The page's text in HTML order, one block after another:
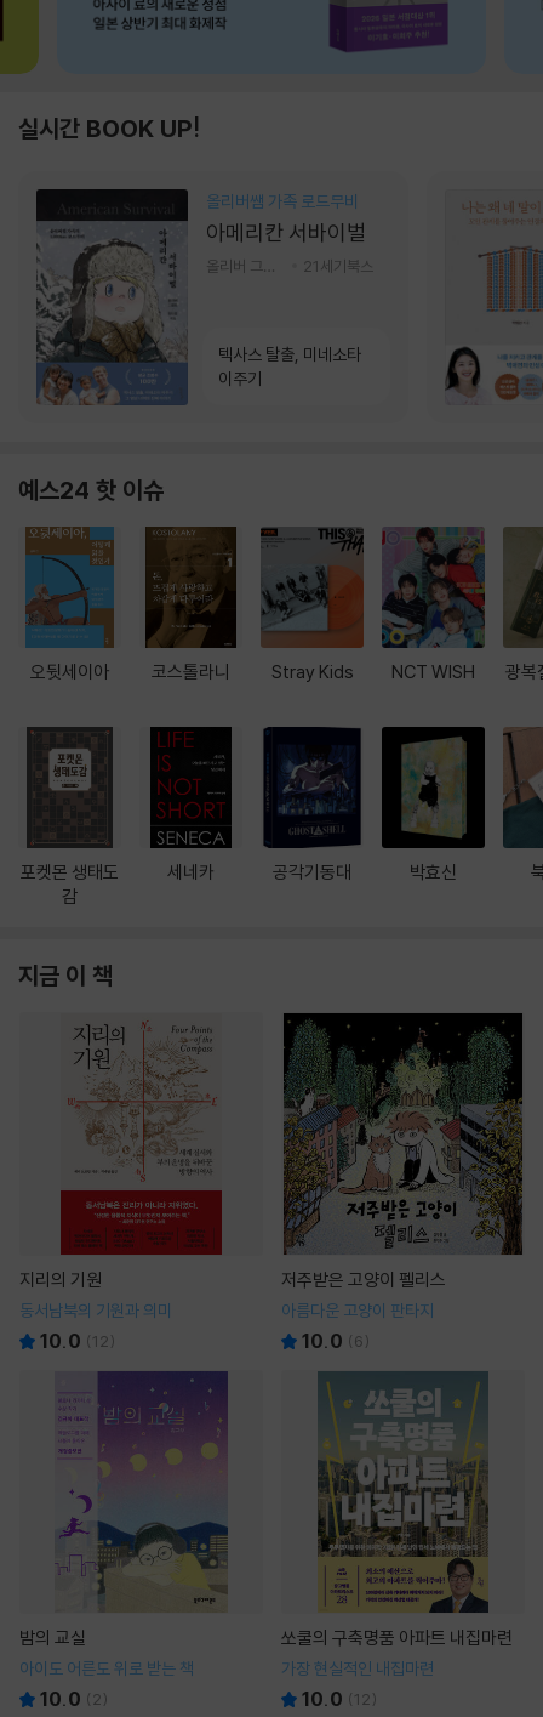
실시간 BOOK UP!
올리버쌤 가족 로드무비
아메리칸 서바이벌
21세기북스
텍사스 탈출, 미네소타
이주기
예스24 핫 이슈
오뒷세이아
포켓몬 생태도
감
코스톨라니
세네카
Stray Kids
공각기동대
NCT WISH
박효신
광복
지금 이 책
지리의 기원
동서남북의 기원과 의미
10.0 (12)
저주받은 고양이 펠리스
아름다운 고양이 판타지
10.0 (6)
밤의 교실
아이도 어른도 위로 받는 책
10.0 ( 2)
쏘쿨의 구축명품 아파트 내집마련
가장 현실적인 내집마련
10.0 (12)